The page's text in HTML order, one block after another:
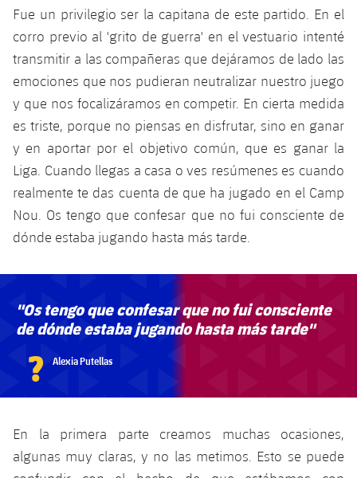
Fue un privilegio ser la capitana de este partido. En el
corro previo al 'grito de guerra' en el vestuario intenté
transmitir a las compañeras que dejáramos de lado las
emociones que nos pudieran neutralizar nuestro juego
y que nos focalizáramos en competir. En cierta medida
es triste, porque no piensas en disfrutar, sino en ganar
y en aportar por el objetivo común, que es ganar la
Liga. Cuando llegas a casa o ves resúmenes es cuando
realmente te das cuenta de que ha jugado en el Camp
Nou. Os tengo que confesar que no fui consciente de
dónde estaba jugando hasta más tarde.
"Os tengo que confesar que no fui consciente
de dónde estaba jugando hasta más tarde"
? Alexia Putellas
En la primera parte creamos muchas ocasiones,
algunas muy claras, y no las metimos. Esto se puede